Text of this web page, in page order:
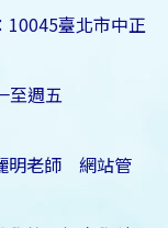
臺北市中正
至週五
明老師 網站管